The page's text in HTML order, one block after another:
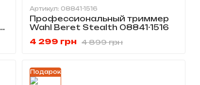
Артикул: 08841-1516
Профессиональный триммер
Wahl Beret Stealth 08841-1516
4 899 грн
4 299 грн
Подарок